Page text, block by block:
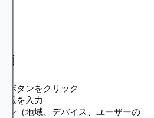
順
ボタンをクリック
報を入力
ン（地域、デバイス、ユーザーの